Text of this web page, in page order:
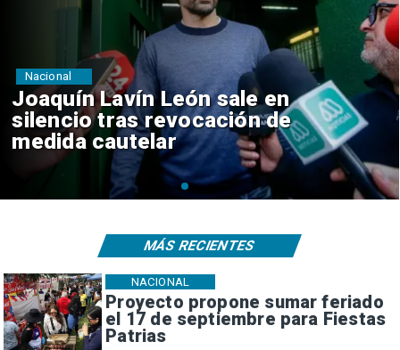
Chile y Venezuela formalizan
reinicio de relaciones
consulares
Nacional
Proyecto propone sumar feriado
el 17 de septiembre para Fiestas
Patrias
NACIONAL
MÁS RECIENTES